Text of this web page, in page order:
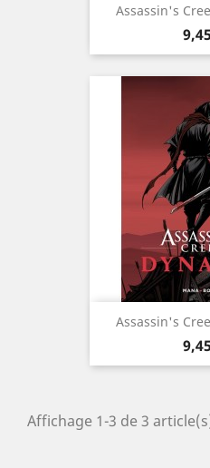
Assassin's
Prix
Assassin's
Prix
Affichage 1-3 de 3